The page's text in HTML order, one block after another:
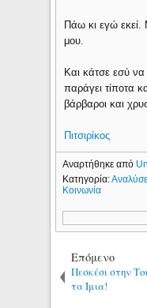
Πάω κι εγώ εκεί.
μου.
Και κάτσε εσύ
παράγει τίποτα
βάρβαροι και
Πιτσιρίκος
Αναρτήθηκε από
Κατηγορία:
Κοινωνία
Επόμενο
Πεσκέσι στην
τα Ίμια!